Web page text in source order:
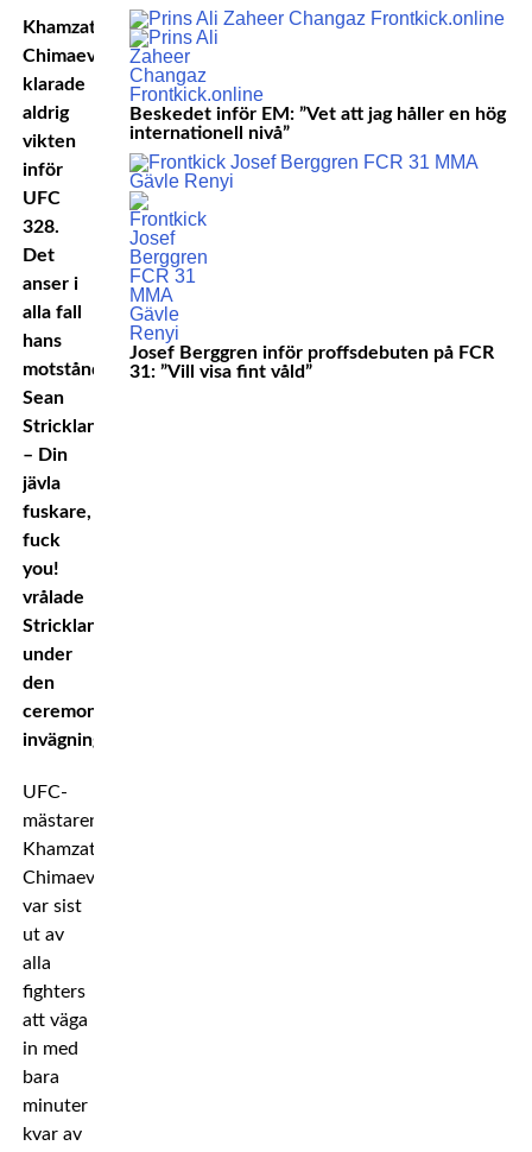
Khamzat
Chimaev
klarade
aldrig
vikten
inför
UFC
328.
Det
anser i
alla fall
hans
motståndare
Sean
Strickland.
– Din
jävla
fuskare,
fuck
you!
vrålade
Strickland
under
den
ceremoniella
invägningen.
UFC-
mästaren
Khamzat
Chimaev
var sist
ut av
alla
fighters
att väga
in med
bara
minuter
kvar av
Beskedet inför EM: ”Vet att jag håller en hög
internationell nivå”
Josef Berggren inför proffsdebuten på FCR
31: ”Vill visa fint våld”